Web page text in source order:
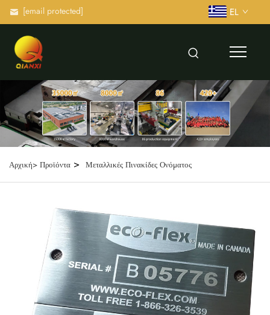
[email protected] EL
Αρχική> Προϊόντα > Μεταλλικές Πινακίδες Ονόματος